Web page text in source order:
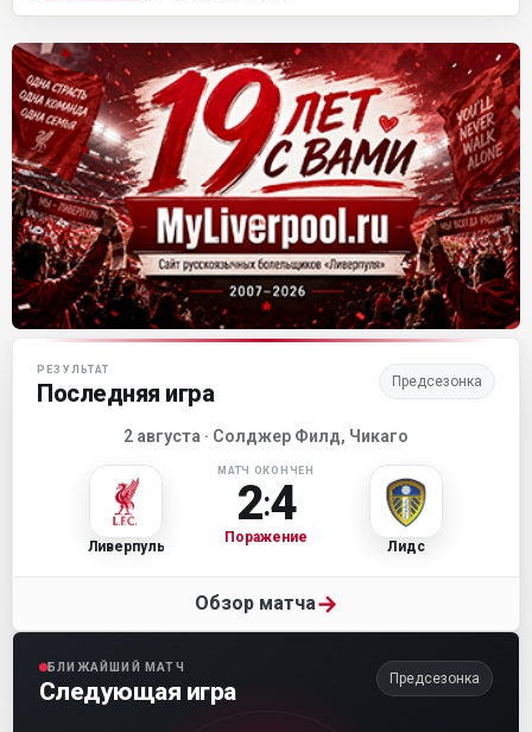
Матч-центр «Ливерпуля»
РЕЗУЛЬТАТ
Последняя игра Предсезонка
2 августа · Солджер Филд, Чикаго
Ливерпуль
МАТЧ ОКОНЧЕН
2:4
Поражение
Лидс
Обзор матча→
БЛИЖАЙШИЙ МАТЧ
Следующая игра Предсезонка